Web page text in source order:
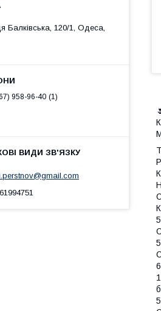
Балківська, 120/1, Одеса,
958-96-40 1